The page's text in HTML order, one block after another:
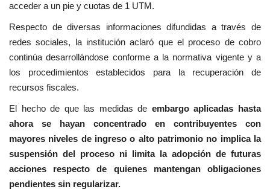
acceder a un pie y cuotas de 1 UTM.
Respecto de diversas informaciones difundidas a través de
redes sociales, la institución aclaró que el proceso de cobro
continúa desarrollándose conforme a la normativa vigente y a
los procedimientos establecidos para la recuperación de
recursos fiscales.
El hecho de que las medidas de embargo aplicadas hasta
ahora se hayan concentrado en contribuyentes con
mayores niveles de ingreso o alto patrimonio no implica la
suspensión del proceso ni limita la adopción de futuras
acciones respecto de quienes mantengan obligaciones
pendientes sin regularizar.